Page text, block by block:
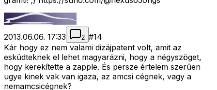
2013.06.06. 17:33 2 #14
Kár hogy ez nem valami dizájpatent volt, amit az
esküdteknek el lehet magyarázni, hogy a négyszöget,
hogy kerekítette a zapple. És persze értelem szerûen
ugye kinek vak van igaza, az amcsi cégnek, vagy a
nemamcsicégnek?